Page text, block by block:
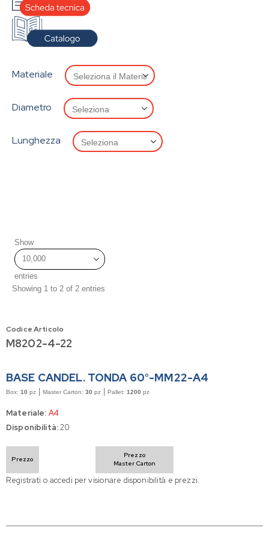
Materiale
Diametro
Lunghezza
Show
entries
Showing 1 to 2 of 2 entries
Codice Articolo
M8202-4-22
BASE CANDEL. TONDA 60°-MM22-A4
Box: 10 pz Master Carton: 30 pz Pallet: 1200 pz
Materiale: A4
Disponibilità:20
Prezzo
Prezzo
Master Carton
Registrati o accedi per visionare disponibilità e prezzi.